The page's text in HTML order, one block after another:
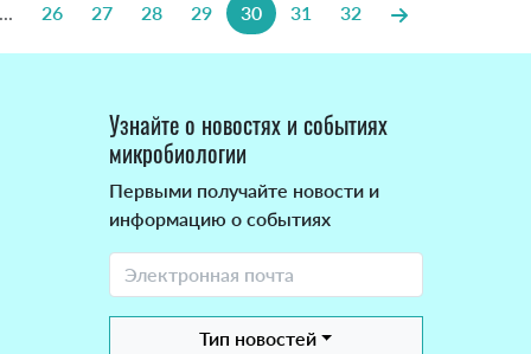
26 27 28 29 30 31 32
Узнайте о новостях и событиях
микробиологии
Первыми получайте новости и
информацию о событиях
Тип новостей